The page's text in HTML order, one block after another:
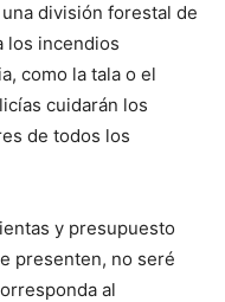
división forestal de
los incendios
como la tala o el
cuidarán los
de todos los
y presupuesto
presenten, no seré
al